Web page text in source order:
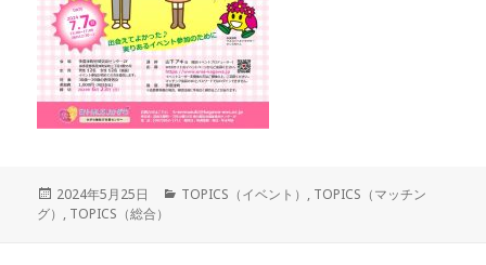
投
2024年5月25日
カ
TOPICS（イベント） , TOPICS（マッチン
グ） , TOPICS（総合）